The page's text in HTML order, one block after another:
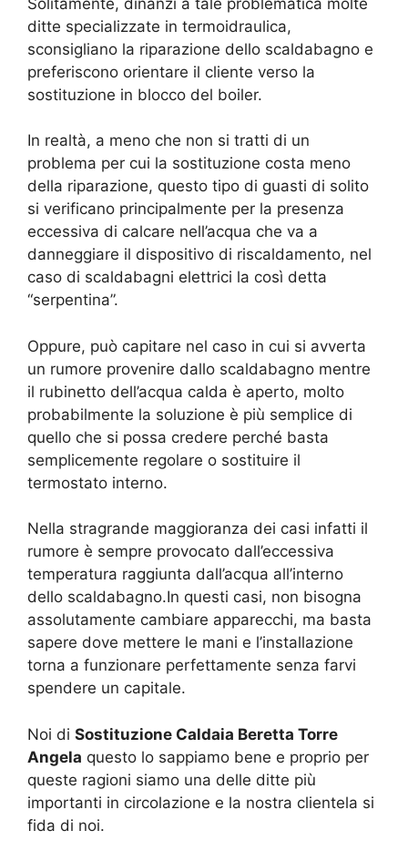
ditte specializzate in termoidraulica,
sconsigliano la riparazione dello scaldabagno e
preferiscono orientare il cliente verso la
sostituzione in blocco del boiler.
In realtà, a meno che non si tratti di un
problema per cui la sostituzione costa meno
della riparazione, questo tipo di guasti di solito
si verificano principalmente per la presenza
eccessiva di calcare nell’acqua che va a
danneggiare il dispositivo di riscaldamento, nel
caso di scaldabagni elettrici la così detta
“serpentina”.
Oppure, può capitare nel caso in cui si avverta
un rumore provenire dallo scaldabagno mentre
il rubinetto dell’acqua calda è aperto, molto
probabilmente la soluzione è più semplice di
quello che si possa credere perché basta
semplicemente regolare o sostituire il
termostato interno.
Nella stragrande maggioranza dei casi infatti il
rumore è sempre provocato dall’eccessiva
temperatura raggiunta dall’acqua all’interno
dello scaldabagno.In questi casi, non bisogna
assolutamente cambiare apparecchi, ma basta
sapere dove mettere le mani e l’installazione
torna a funzionare perfettamente senza farvi
spendere un capitale.
Noi di Sostituzione Caldaia Beretta Torre
Angela questo lo sappiamo bene e proprio per
queste ragioni siamo una delle ditte più
importanti in circolazione e la nostra clientela si
fida di noi.